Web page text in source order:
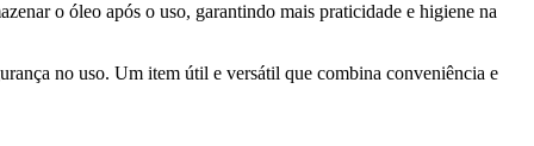
o óleo após o uso, garantindo mais praticidade e higiene na
no uso. Um item útil e versátil que combina conveniência e